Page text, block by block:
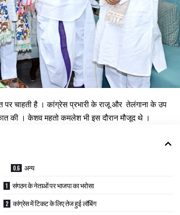
पर चाहती है । कांग्रेस प्रभारी के राजू और तेलंगाना के उप
की । केशव महतो कमलेश भी इस दौरान मौजूद थे ।
अन्य
संगठन के नेताओं पर भाजपा का भरोसा
कांग्रेस में टिकट के लिए तेज हुई लॉबिंग